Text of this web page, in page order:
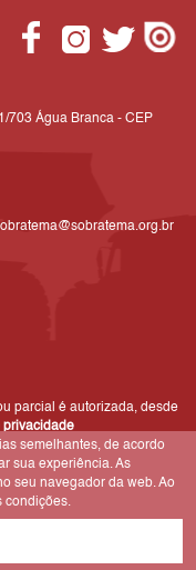
703 Água Branca - CEP
parcial é autorizada, desde
privacidade
semelhantes, de acordo
sua experiência. As
seu navegador da web. Ao
condições.